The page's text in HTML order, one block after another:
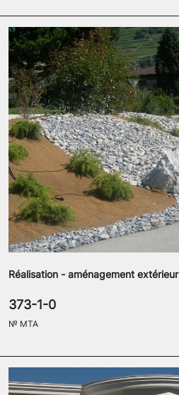
Réalisation - aménagement extérieur
373-1-0
№ MTA